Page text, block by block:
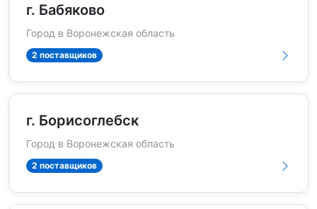
г. Бабяково
Город в Воронежская область
2 поставщиков
г. Борисоглебск
Город в Воронежская область
2 поставщиков